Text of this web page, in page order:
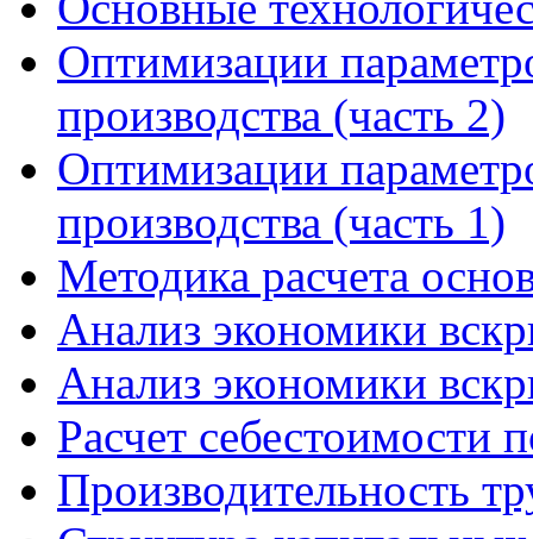
Оптимизации
производства (часть 2)
Оптимизации
производства (часть 1)
Методика расчета
Анализ экономики
Анализ экономики
Расчет себестоимости
Производительность